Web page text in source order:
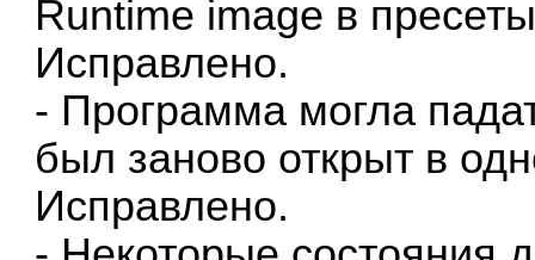
Runtime image в
Исправлено.
- Программа могла
был заново открыт в
Исправлено.